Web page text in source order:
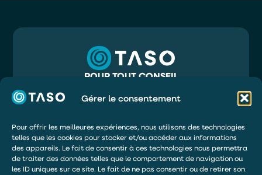
Gérer le consentement
Pour offrir les meilleures expériences, nous utilisons des technologies
telles que les cookies pour stocker et/ou accéder aux informations
des appareils. Le fait de consentir à ces technologies nous permettra
de traiter des données telles que le comportement de navigation ou
les ID uniques sur ce site. Le fait de ne pas consentir ou de retirer son
POUR TOUT CONSEIL
INFO@TASO.FR
TASO
33130 BÈGLES
DEMANDER UN DEVIS
ÊTRE RAPPELÉ